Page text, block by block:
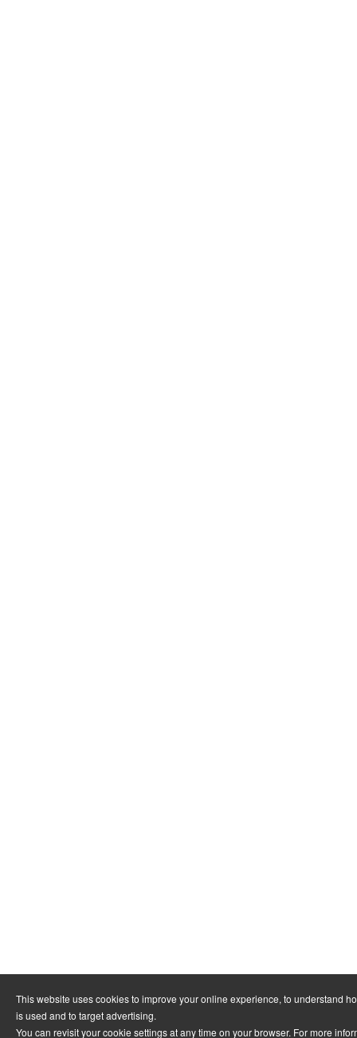
This website uses cookies to improve your online experience, to understand
is used and to target advertising.
You can revisit your cookie settings at any time on your browser. For more